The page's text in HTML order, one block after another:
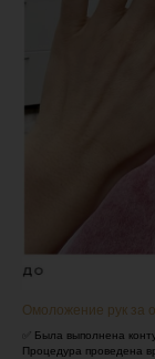
Омоложение рук за
✅ Была выполнена
Процедура проведена